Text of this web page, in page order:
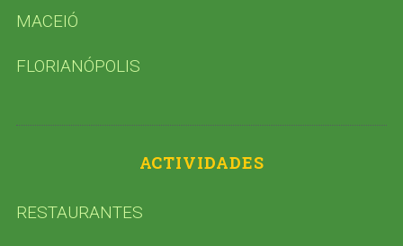
MACEIÓ
FLORIANÓPOLIS
ACTIVIDADES
RESTAURANTES